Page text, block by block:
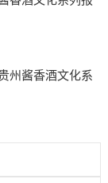
州酱香酒文化系